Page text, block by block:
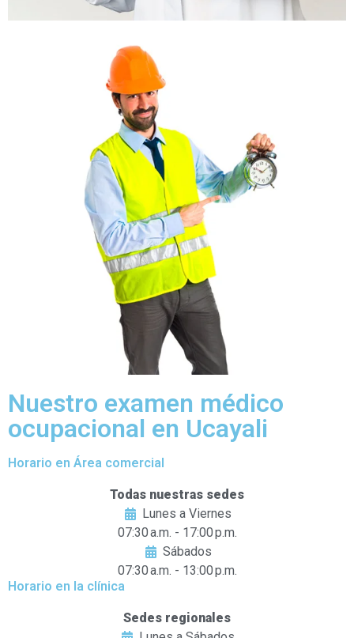
Nuestro examen médico
ocupacional en Ucayali
Horario en Área comercial
Todas nuestras sedes
Lunes a Viernes
07:30 a.m. - 17:00 p.m.
Sábados
07:30 a.m. - 13:00 p.m.
Horario en la clínica
Sedes regionales